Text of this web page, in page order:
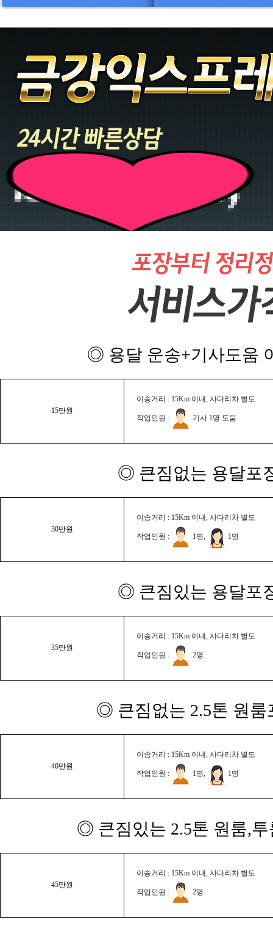
◎ 용달 운송+기사도움
15만원
이송거리 : 15Km 이내, 사다리차 별도
작업인원 : 기사 1명 도움
◎ 큰짐없는 용달포
30만원
이송거리 : 15Km 이내, 사다리차 별도
작업인원 : 1명, 1명
◎ 큰짐있는 용달포
35만원
이송거리 : 15Km 이내, 사다리차 별도
작업인원 : 2명
◎ 큰짐없는 2.5톤 원룸
40만원
이송거리 : 15Km 이내, 사다리차 별도
작업인원 : 1명, 1명
◎ 큰짐있는 2.5톤 원룸,
45만원
이송거리 : 15Km 이내, 사다리차 별도
작업인원 : 2명